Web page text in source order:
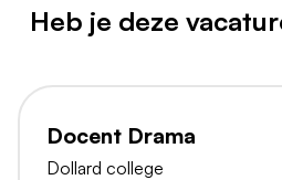
Heb je deze
Docent Drama
Dollard college